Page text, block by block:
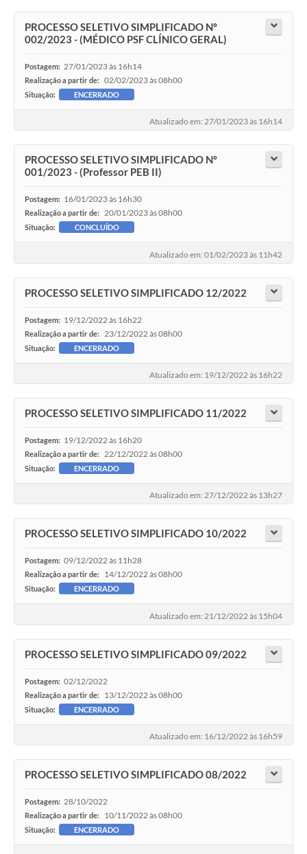
PROCESSO SELETIVO SIMPLIFICADO Nº
002/2023 - (MÉDICO PSF CLÍNICO GERAL)
Postagem: 27/01/2023 às 16h14
Realização a partir de: 02/02/2023 às 08h00
Situação: ENCERRADO
Atualizado em: 27/01/2023 às 16h14
PROCESSO SELETIVO SIMPLIFICADO Nº
001/2023 - (Professor PEB II)
Postagem: 16/01/2023 às 16h30
Realização a partir de: 20/01/2023 às 08h00
Situação: CONCLUÍDO
Atualizado em: 01/02/2023 às 11h42
PROCESSO SELETIVO SIMPLIFICADO 12/2022
Postagem: 19/12/2022 às 16h22
Realização a partir de: 23/12/2022 às 08h00
Situação: ENCERRADO
Atualizado em: 19/12/2022 às 16h22
PROCESSO SELETIVO SIMPLIFICADO 11/2022
Postagem: 19/12/2022 às 16h20
Realização a partir de: 22/12/2022 às 08h00
Situação: ENCERRADO
Atualizado em: 27/12/2022 às 13h27
PROCESSO SELETIVO SIMPLIFICADO 10/2022
Postagem: 09/12/2022 às 11h28
Realização a partir de: 14/12/2022 às 08h00
Situação: ENCERRADO
Atualizado em: 21/12/2022 às 15h04
PROCESSO SELETIVO SIMPLIFICADO 09/2022
Postagem: 02/12/2022
Realização a partir de: 13/12/2022 às 08h00
Situação: ENCERRADO
Atualizado em: 16/12/2022 às 16h59
PROCESSO SELETIVO SIMPLIFICADO 08/2022
Postagem: 28/10/2022
Realização a partir de: 10/11/2022 às 08h00
Situação: ENCERRADO